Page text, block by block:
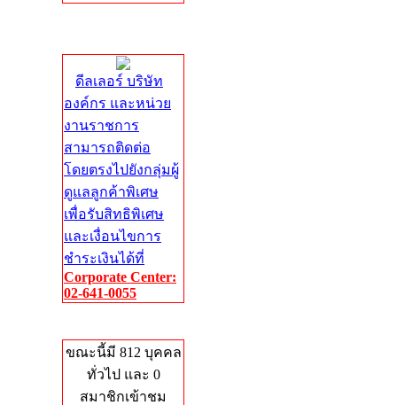
ดีลเลอร์ บริษัท
องค์กร และหน่วย
งานราชการ
สามารถติดต่อ
โดยตรงไปยังกลุ่มผู้
ดูแลลูกค้าพิเศษ
เพื่อรับสิทธิพิเศษ
และเงื่อนไขการ
ชำระเงินได้ที่
Corporate Center:
02-641-0055
ขณะนี้มี 812 บุคคล
ทั่วไป และ 0
สมาชิกเข้าชม